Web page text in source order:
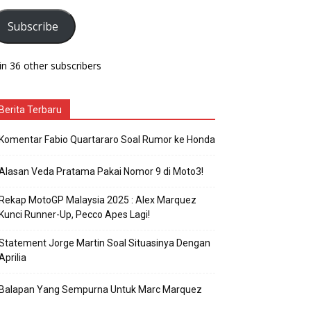
Subscribe
36 other subscribers
Terbaru
Fabio Quartararo Soal Rumor ke Honda
Veda Pratama Pakai Nomor 9 di Moto3!
MotoGP Malaysia 2025 : Alex Marquez
Runner-Up, Pecco Apes Lagi!
Jorge Martin Soal Situasinya Dengan
Yang Sempurna Untuk Marc Marquez